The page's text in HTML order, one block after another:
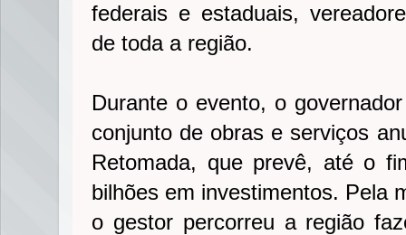
federais e estaduais,
de toda a região.
Durante o evento, o
conjunto de obras e serviços
Retomada, que prevê, até o
bilhões em investimentos. Pela
o gestor percorreu a região